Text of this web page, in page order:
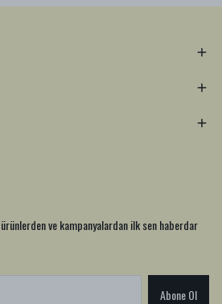
ve kampanyalardan ilk sen haberdar
Abone Ol